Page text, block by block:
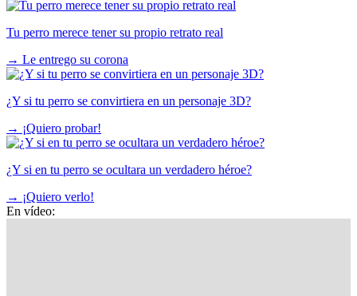
Tu perro merece tener su propio retrato real
→ Le entrego su corona
¿Y si tu perro se convirtiera en un personaje 3D?
→ ¡Quiero probar!
¿Y si en tu perro se ocultara un verdadero héroe?
→ ¡Quiero verlo!
En vídeo: